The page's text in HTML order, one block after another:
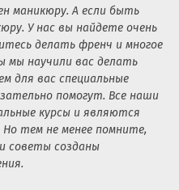
маникюру. А если быть
У нас вы найдете очень
делать френч и многое
мы научили вас делать
для вас специальные
помогут. Все наши
курсы и являются
Но тем не менее помните,
советы созданы